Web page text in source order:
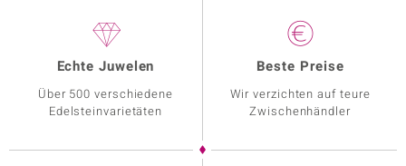
Echte Juwelen
Über 500 verschiedene
Edelsteinvarietäten
Beste Preise
Wir verzichten auf teure
Zwischenhändler